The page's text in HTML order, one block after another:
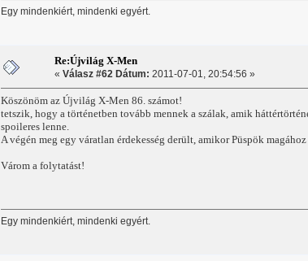
Egy mindenkiért, mindenki egyért.
Re:Újvilág X-Men
« Válasz #62 Dátum: 2011-07-01, 20:54:56 »
Köszönöm az Újvilág X-Men 86. számot!
tetszik, hogy a történetben tovább mennek a szálak, amik
spoileres lenne.
A végén meg egy váratlan érdekesség derült, amikor Püspök magához
Várom a folytatást!
Egy mindenkiért, mindenki egyért.